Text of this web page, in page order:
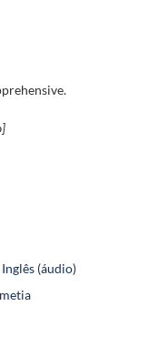
(áudio)